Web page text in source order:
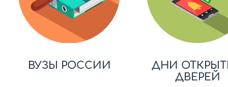
ВУЗЫ РОССИИ
ДНИ
ДВЕРЕЙ